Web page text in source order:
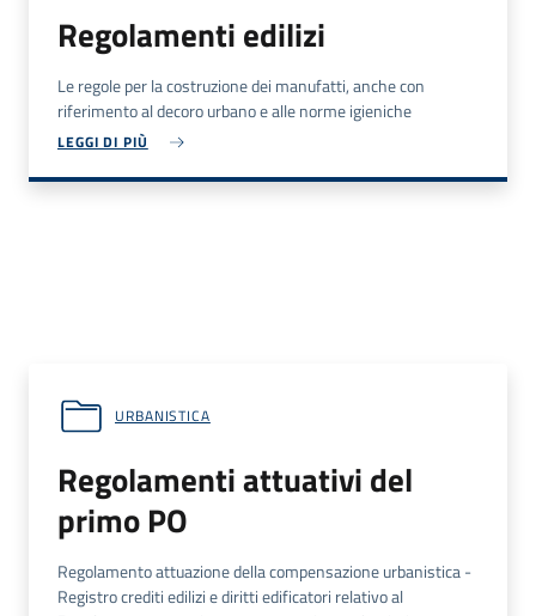
Regolamenti edilizi
Le regole per la costruzione dei manufatti, anche con
riferimento al decoro urbano e alle norme igieniche
LEGGI DI PIÙ
URBANISTICA
Regolamenti attuativi del
primo PO
Regolamento attuazione della compensazione urbanistica -
Registro crediti edilizi e diritti edificatori relativo al